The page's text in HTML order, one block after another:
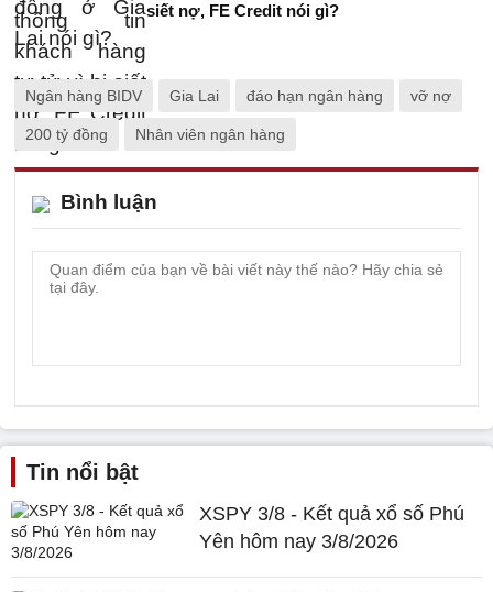
siết nợ, FE Credit nói gì?
Ngân hàng BIDV Gia Lai đáo hạn ngân hàng vỡ nợ
200 tỷ đồng Nhân viên ngân hàng
Bình luận
Tin nổi bật
XSPY 3/8 - Kết quả xổ số Phú
Yên hôm nay 3/8/2026